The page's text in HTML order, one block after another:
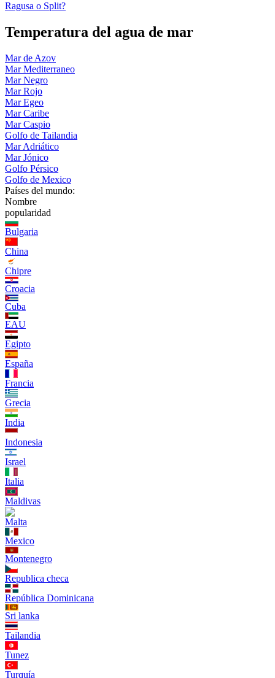
Ragusa o Split?
Temperatura del agua de mar
Mar de Azov
Mar Mediterraneo
Mar Negro
Mar Rojo
Mar Egeo
Mar Caribe
Mar Caspio
Golfo de Tailandia
Mar Adriático
Mar Jónico
Golfo Pérsico
Golfo de Mexico
Países del mundo:
Nombre
popularidad
Bulgaria
China
Chipre
Croacia
Cuba
EAU
Egipto
España
Francia
Grecia
India
Indonesia
Israel
Italia
Maldivas
Malta
Mexico
Montenegro
Republica checa
República Dominicana
Sri lanka
Tailandia
Tunez
Turquía